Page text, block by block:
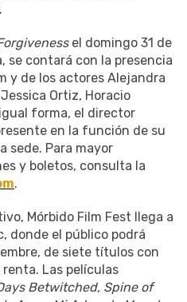
el domingo 31 de
se contará con la presencia
y de los actores Alejandra
Ortiz, Horacio
forma, el director
en la función de su
sede. Para mayor
y boletos, consulta la
.
Mórbido Film Fest llega a
donde el público podrá
de siete títulos con
Las películas
Betwitched, Spine of